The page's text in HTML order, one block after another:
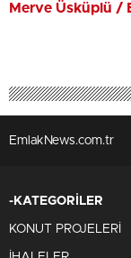
Merve Üsküplü /
EmlakNews.com.tr
-KATEGORİLER
KONUT PROJELERİ